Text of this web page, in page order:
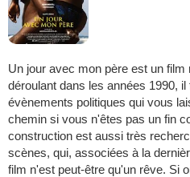
Un jour avec mon père est un
déroulant dans les années 1990,
évènements politiques qui vous
chemin si vous n'êtes pas un fin
construction est aussi très
scènes, qui, associées à la
film n'est peut-être qu'un rêve. Si